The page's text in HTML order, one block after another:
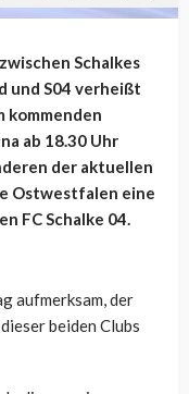
Schalkes
und S04 verheißt
kommenden
ab 18.30 Uhr
der aktuellen
Ostwestfalen eine
FC Schalke 04.
aufmerksam, der
beiden Clubs